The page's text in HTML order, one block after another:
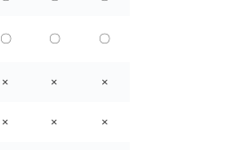
〇 〇 〇
× × ×
× × ×